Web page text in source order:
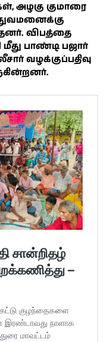
அழகு குமாரை
விபத்தை
மீது பாண்டி பஜார்
வழக்குப்பதிவு